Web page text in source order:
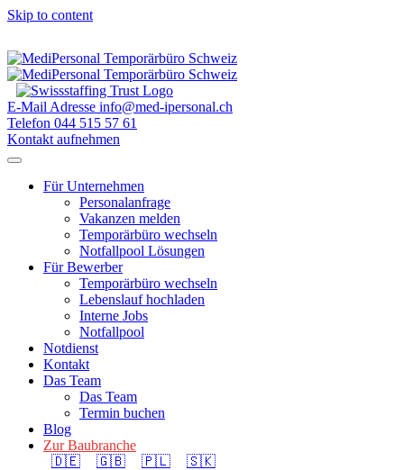
Skip to content
E-Mail Adresse info@med-ipersonal.ch
Telefon 044 515 57 61
Kontakt aufnehmen
Für Unternehmen
Personalanfrage
Vakanzen melden
Temporärbüro wechseln
Notfallpool Lösungen
Für Bewerber
Temporärbüro wechseln
Lebenslauf hochladen
Interne Jobs
Notfallpool
Notdienst
Kontakt
Das Team
Das Team
Termin buchen
Blog
Zur Baubranche
🇩🇪
🇬🇧 🇵🇱 🇸🇰